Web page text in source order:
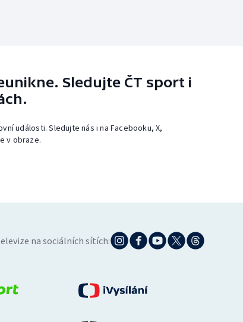
Sledujte ČT sport i
události. Sledujte nás i na Facebooku, X,
v obraze.
na sociálních sítích: